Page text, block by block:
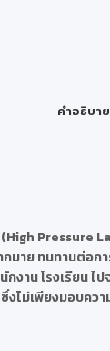
คำอธิบาย
Pressure
ย ทนทานต่อก
งาน โรงเรียน
งไม่เพียงมอบ